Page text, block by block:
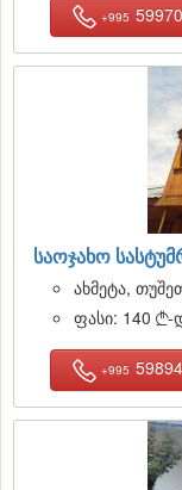
+995
საოჯახო
ახმეტა,
ფასი: 140 -
+995